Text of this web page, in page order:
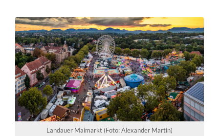
Landauer Maimarkt (Foto: Alexander Martin)